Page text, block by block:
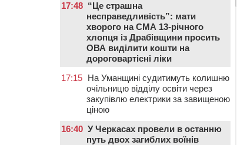
17:48 “Це страшна
несправедливість”: мати
хворого на СМА 13-річного
хлопця із Драбівщини просить
ОВА виділити кошти на
дороговартісні ліки
17:15 На Уманщині судитимуть колишню
очільницю відділу освіти через
закупівлю електрики за завищеною
ціною
16:40 У Черкасах провели в останню
путь двох загиблих воїнів